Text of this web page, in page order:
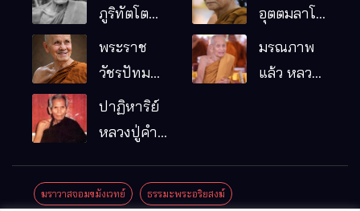
ภูริทัตโต
พระอริยเจ้า
ผู้เป็นบิดา
รมฐาน
อุตตมลาโภ
หมากอื๋อ
พระราช
วัชรปัทม
คุณ (หลวง
ปู่บัวเกตุ
แล้ว วัดป่า
มรณภาพ
แล้ว หลวง
ปาฏิหาริย์
หลวงปู่คำ
มณี
ฆราวาสจอมขมังเวทย์ ธรรมะพระอริยสงฆ์